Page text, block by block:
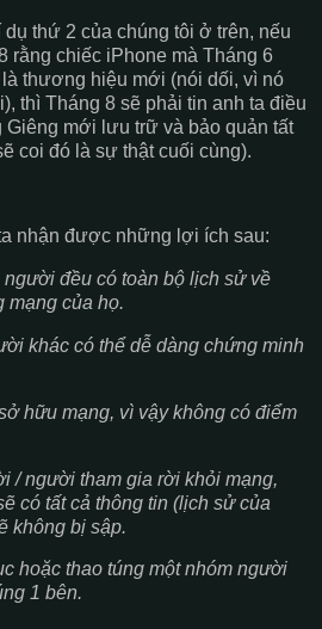
thứ 2 của chúng tôi ở trên, nếu
rằng chiếc iPhone mà Tháng 6
thương hiệu mới (nói dối, vì nó
thì Tháng 8 sẽ phải tin anh ta điều
Giêng mới lưu trữ và bảo quản tất
coi đó là sự thật cuối cùng).
nhận được những lợi ích sau:
đều có toàn bộ lịch sử về
mạng của họ.
khác có thể dễ dàng chứng minh
hữu mạng, vì vậy không có điểm
/ người tham gia rời khỏi mạng,
có tất cả thông tin (lịch sử của
không bị sập.
hoặc thao túng một nhóm người
1 bên.